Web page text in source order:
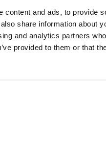
content and ads, to provide
share information about
and analytics partners
provided to them or that
finden Sie die
Zertifikate
Start.